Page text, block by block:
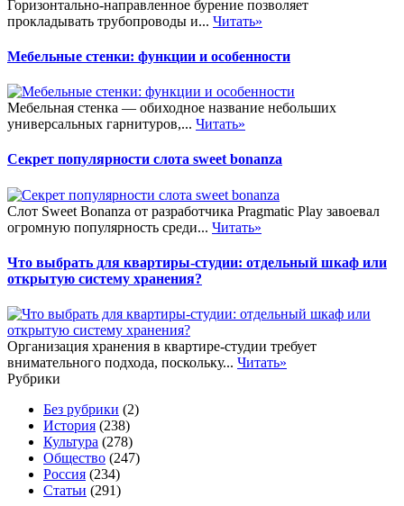
Горизонтально-направленное бурение позволяет
прокладывать трубопроводы и... Читать»
Мебельные стенки: функции и особенности
Мебельная стенка — обиходное название небольших
универсальных гарнитуров,... Читать»
Секрет популярности слота sweet bonanza
Слот Sweet Bonanza от разработчика Pragmatic Play завоевал
огромную популярность среди... Читать»
Что выбрать для квартиры-студии: отдельный шкаф или
открытую систему хранения?
Организация хранения в квартире-студии требует
внимательного подхода, поскольку... Читать»
Рубрики
Без рубрики (2)
История (238)
Культура (278)
Общество (247)
Россия (234)
Статьи (291)